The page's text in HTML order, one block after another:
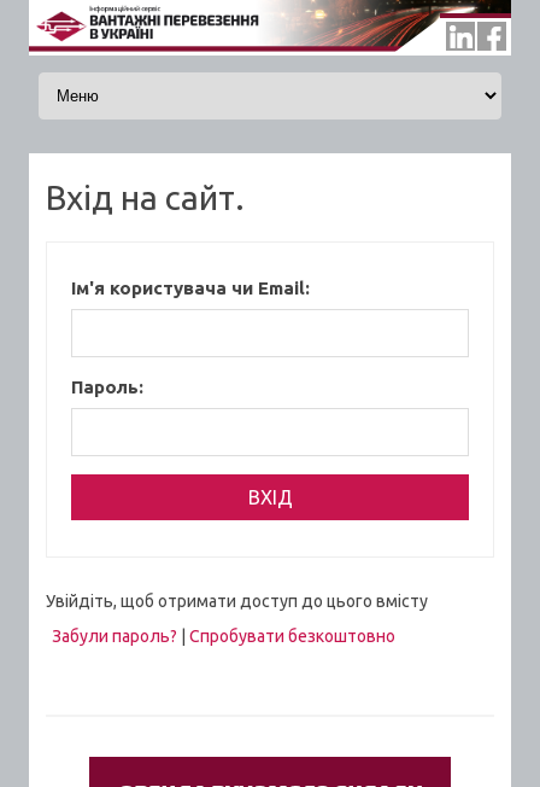
Skip to content
Вхід на сайт.
Ім'я користувача чи Email:
Пароль:
Увійдіть, щоб отримати доступ до цього вмісту
Забули пароль?
Спробувати безкоштовно